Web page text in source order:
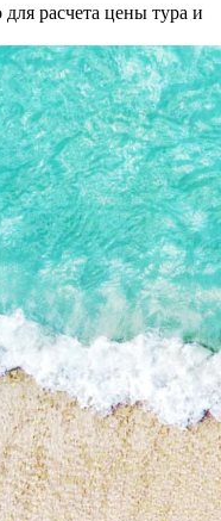
расчета цены тура и